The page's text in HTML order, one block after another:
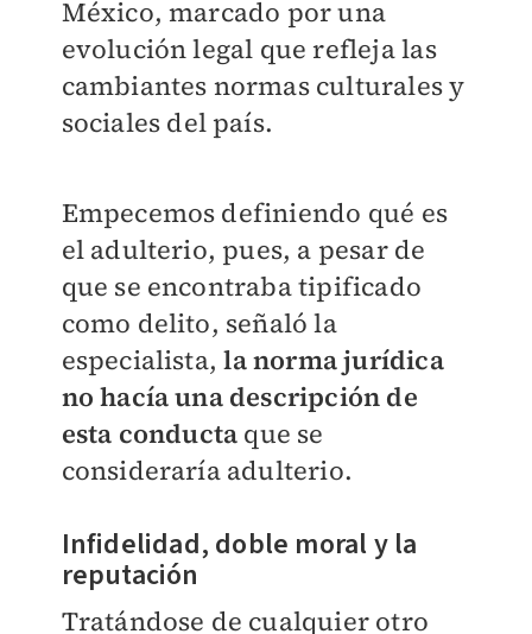
México, marcado por una
evolución legal que refleja las
cambiantes normas culturales y
sociales del país.
Empecemos definiendo qué es
el adulterio, pues, a pesar de
que se encontraba tipificado
como delito, señaló la
especialista,la norma jurídica
no hacía una descripción de
esta conducta que se
consideraría adulterio.
Infidelidad, doble moral y la
reputación
Tratándose de cualquier otro